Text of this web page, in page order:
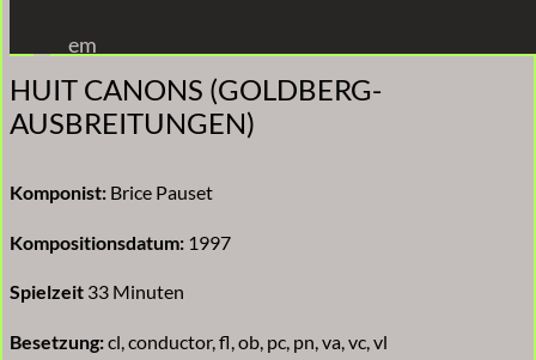
Inhalt
springen
em
HUIT CANONS (GOLDBERG-
AUSBREITUNGEN)
Komponist: Brice Pauset
Kompositionsdatum: 1997
Spielzeit 33 Minuten
Besetzung:cl, conductor, fl, ob, pc, pn, va, vc, vl